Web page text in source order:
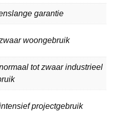
garantie
woongebruik
tot zwaar industrieel
projectgebruik